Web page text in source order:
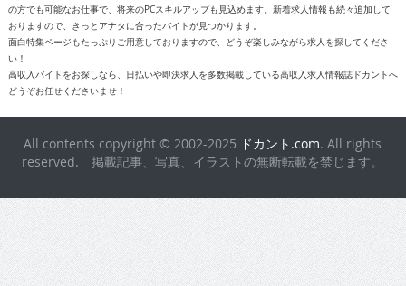
の方でも可能なお仕事で、将来のPCスキルアップも見込めます。新着求人情報も続々追加して
おりますので、きっとアナタに合ったバイトが見つかります。
面白特集ページもたっぷりご用意しておりますので、どうぞ楽しみながら求人を探してくださ
い！
高収入バイトをお探しなら、日払いや即決求人を多数掲載している高収入求人情報誌ドカントへ
どうぞお任せくださいませ！
All contents copyright © 2002-2025 ドカント.com. All rights
reserved. 掲載記事、写真、イラストの無断転載を禁じます。